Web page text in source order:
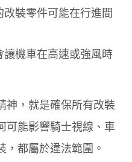
裝零件可能在行進間
機車在高速或強風時
神，就是確保所有改裝
可能影響騎士視線、車
，都屬於違法範圍。